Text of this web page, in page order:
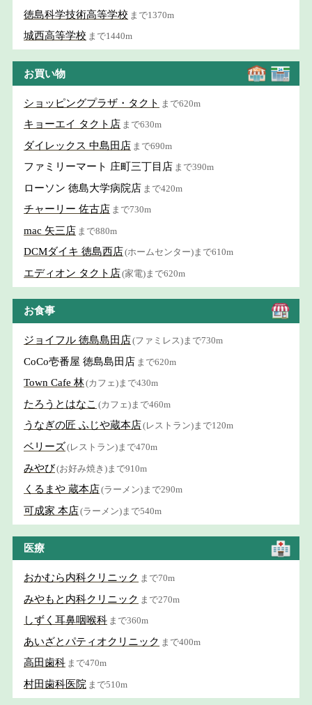
徳島科学技術高等学校 まで1370m
城西高等学校 まで1440m
お買い物
ショッピングプラザ・タクト まで620m
キョーエイ タクト店 まで630m
ダイレックス 中島田店 まで690m
ファミリーマート 庄町三丁目店 まで390m
ローソン 徳島大学病院店 まで420m
チャーリー 佐古店 まで730m
mac 矢三店 まで880m
DCMダイキ 徳島西店(ホームセンター)まで610m
エディオン タクト店(家電)まで620m
お食事
ジョイフル 徳島島田店(ファミレス)まで730m
CoCo壱番屋 徳島島田店 まで620m
Town Cafe 林(カフェ)まで430m
たろうとはなこ (カフェ)まで460m
うなぎの匠 ふじや蔵本店(レストラン)まで120m
ベリーズ(レストラン)まで470m
みやび(お好み焼き)まで910m
くるまや 蔵本店(ラーメン)まで290m
可成家 本店(ラーメン)まで540m
医療
おかむら内科クリニック まで70m
みやもと内科クリニック まで270m
しずく耳鼻咽喉科 まで360m
あいざとパティオクリニック まで400m
高田歯科 まで470m
村田歯科医院 まで510m